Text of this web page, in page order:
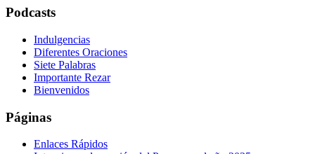
Podcasts
Indulgencias
Diferentes Oraciones
Siete Palabras
Importante Rezar
Bienvenidos
Páginas
Enlaces Rápidos